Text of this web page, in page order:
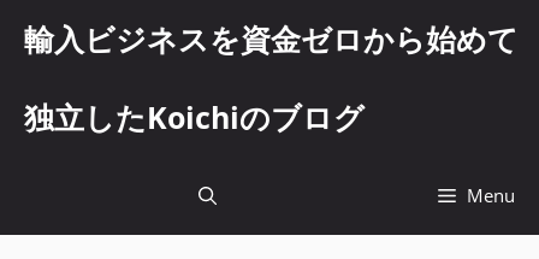
輸入ビジネスを資金ゼロから始めて
独立したKoichiのブログ
Menu